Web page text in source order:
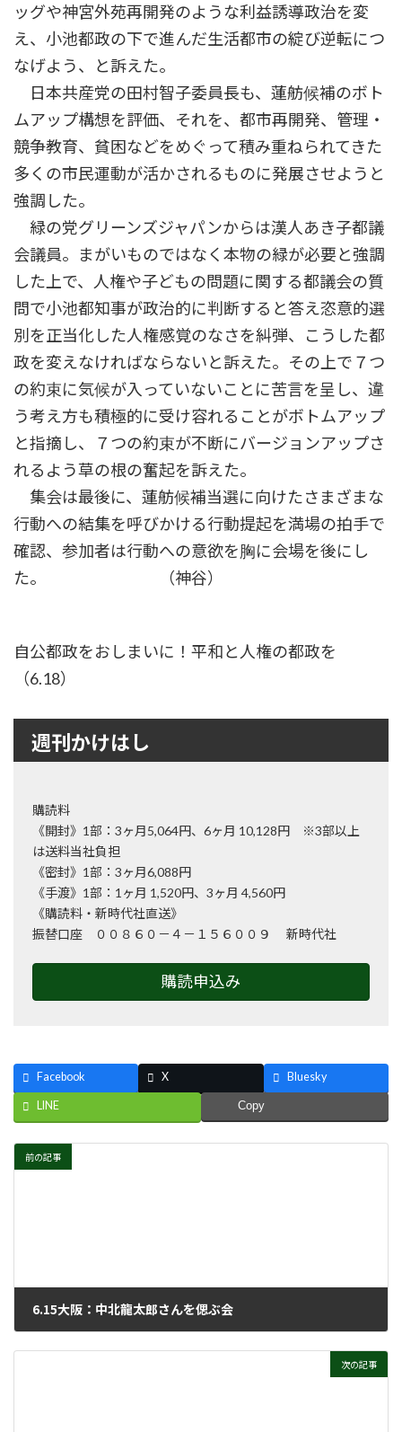
ッグや神宮外苑再開発のような利益誘導政治を変
え、小池都政の下で進んだ生活都市の綻び逆転につ
なげよう、と訴えた。
日本共産党の田村智子委員長も、蓮舫候補のボト
ムアップ構想を評価、それを、都市再開発、管理・
競争教育、貧困などをめぐって積み重ねられてきた
多くの市民運動が活かされるものに発展させようと
強調した。
緑の党グリーンズジャパンからは漢人あき子都議
会議員。まがいものではなく本物の緑が必要と強調
した上で、人権や子どもの問題に関する都議会の質
問で小池都知事が政治的に判断すると答え恣意的選
別を正当化した人権感覚のなさを糾弾、こうした都
政を変えなければならないと訴えた。その上で７つ
の約束に気候が入っていないことに苦言を呈し、違
う考え方も積極的に受け容れることがボトムアップ
と指摘し、７つの約束が不断にバージョンアップさ
れるよう草の根の奮起を訴えた。
集会は最後に、蓮舫候補当選に向けたさまざまな
行動への結集を呼びかける行動提起を満場の拍手で
確認、参加者は行動への意欲を胸に会場を後にし
た。 （神谷）
自公都政をおしまいに！平和と人権の都政を
（6.18）
週刊かけはし
購読料
《開封》1部：3ヶ月5,064円、6ヶ月 10,128円 ※3部以上
は送料当社負担
《密封》1部：3ヶ月6,088円
《手渡》1部：1ヶ月 1,520円、3ヶ月 4,560円
《購読料・新時代社直送》
振替口座 ００８６０－４－１５６００９ 新時代社
購読申込み
Facebook X Bluesky
LINE Copy
前の記事
6.15大阪：中北龍太郎さんを偲ぶ会
次の記事